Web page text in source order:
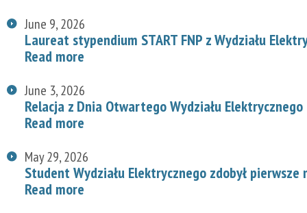
June 9, 2026
Laureat stypendium START FNP z Wydziału
Read more
June 3, 2026
Relacja z Dnia Otwartego Wydziału
Read more
May 29, 2026
Student Wydziału Elektrycznego zdobył
Read more